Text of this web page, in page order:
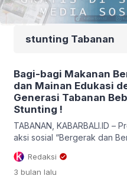
stunting Tabanan
Bagi-bagi Makanan
dan Mainan Edukasi
Generasi Tabanan
Stunting !
TABANAN, KABARBALI.ID –
aksi sosial “Bergerak dan
kembali menyapa masyarakat
pelosok Kabupaten Tabanan.
PKK Kabupaten Tabanan
Redaksi
3 bulan lalu